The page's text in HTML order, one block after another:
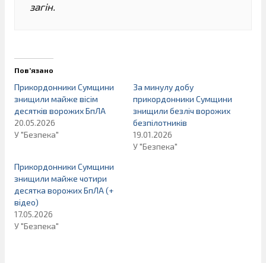
загін.
Пов’язано
Прикордонники Сумщини
знищили майже вісім
десятків ворожих БпЛА
20.05.2026
У "Безпека"
За минулу добу
прикордонники Сумщини
знищили безліч ворожих
безпілотників
19.01.2026
У "Безпека"
Прикордонники Сумщини
знищили майже чотири
десятка ворожих БпЛА (+
відео)
17.05.2026
У "Безпека"